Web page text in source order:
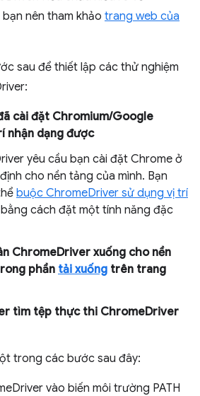
nên tham khảo trang web của
sau để thiết lập các thử nghiệm
cài đặt Chromium/Google
nhận dạng được
yêu cầu bạn cài đặt Chrome ở
cho nền tảng của mình. Bạn
buộc ChromeDriver sử dụng vị trí
bằng cách đặt một tính năng đặc
ChromeDriver xuống cho nền
phần tải xuống trên trang
tìm tệp thực thi ChromeDriver
trong các bước sau đây:
vào biến môi trường PATH